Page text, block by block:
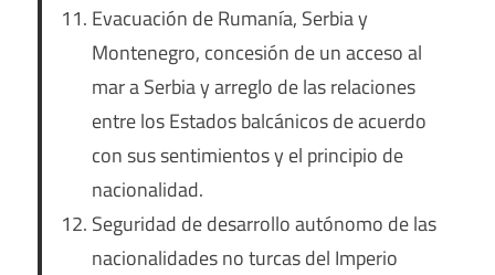
Evacuación de Rumanía, Serbia y
Montenegro, concesión de un acceso al
mar a Serbia y arreglo de las relaciones
entre los Estados balcánicos de acuerdo
con sus sentimientos y el principio de
nacionalidad.
Seguridad de desarrollo autónomo de las
nacionalidades no turcas del Imperio